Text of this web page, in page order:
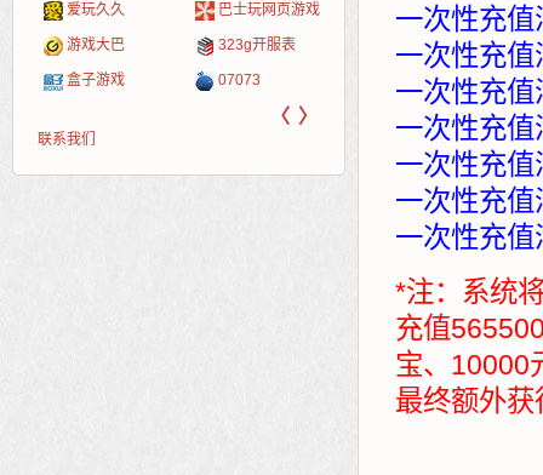
爱玩久久 巴士玩网页游戏
游戏大巴 323g开服表
盒子游戏 07073
页游网
新浪
网易
多玩
中华网
Cwan
游一游
游侠网页游戏 40407
5617网游网 一游网
开服网
斗蟹网页游戏 游戏
〈 〉
联系我们
一次性充
一次性充
一次性充
一次性充
一次性充
一次性充
一次性充
*注：系统
充值
宝、10000
最终额外